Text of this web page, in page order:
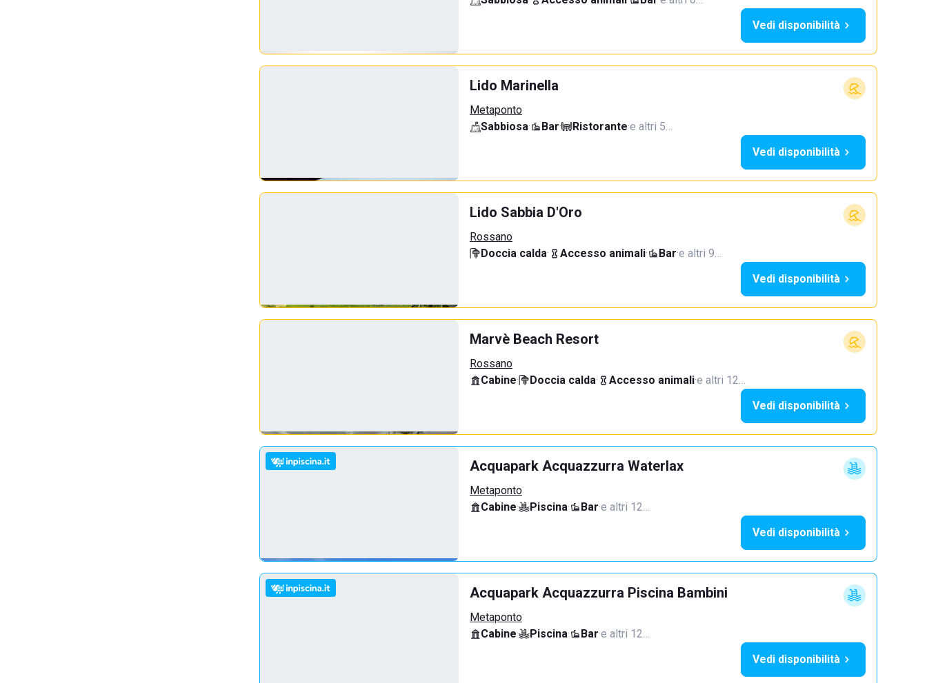
Vedi disponibilità
Lido Marinella
Metaponto
Sabbiosa· Bar· Ristorante·e altri 5…
Vedi disponibilità
Lido Sabbia D'Oro
Rossano
Doccia calda· Accesso animali· Bar·e altri 9…
Vedi disponibilità
Marvè Beach Resort
Rossano
Cabine· Doccia calda· Accesso animali·e altri 12…
Vedi disponibilità
Acquapark Acquazzurra Waterlax
Metaponto
Cabine· Piscina· Bar·e altri 12…
Vedi disponibilità
Acquapark Acquazzurra Piscina Bambini
Metaponto
Cabine· Piscina· Bar·e altri 12…
Vedi disponibilità